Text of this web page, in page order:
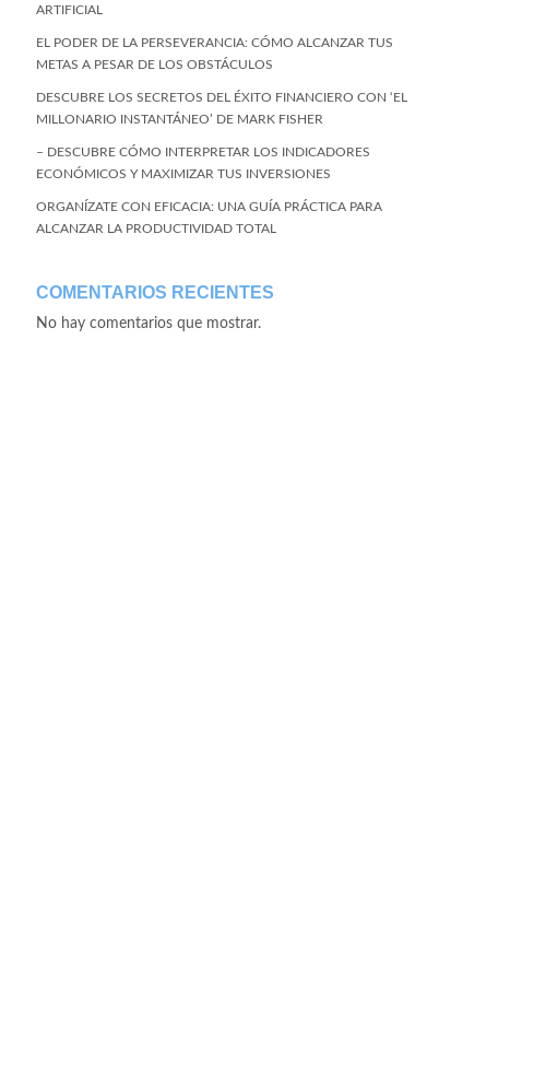
ARTIFICIAL
EL PODER DE LA PERSEVERANCIA: CÓMO ALCANZAR TUS
METAS A PESAR DE LOS OBSTÁCULOS
DESCUBRE LOS SECRETOS DEL ÉXITO FINANCIERO CON ‘EL
MILLONARIO INSTANTÁNEO’ DE MARK FISHER
– DESCUBRE CÓMO INTERPRETAR LOS INDICADORES
ECONÓMICOS Y MAXIMIZAR TUS INVERSIONES
ORGANÍZATE CON EFICACIA: UNA GUÍA PRÁCTICA PARA
ALCANZAR LA PRODUCTIVIDAD TOTAL
COMENTARIOS RECIENTES
No hay comentarios que mostrar.